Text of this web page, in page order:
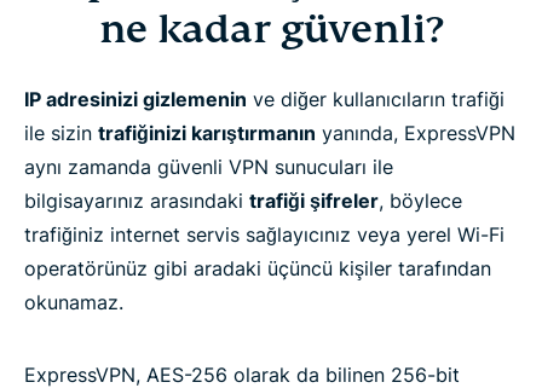
VPN kullanma hakkında daha fazlasını öğrenin
En iyi şekilde şifrelenmiş VPN'i denemeye hazır
mısınız?
ne kadar güvenli?
IP adresinizi gizlemenin ve diğer kullanıcıların trafiği
ile sizin trafiğinizi karıştırmanın yanında, ExpressVPN
aynı zamanda güvenli VPN sunucuları ile
bilgisayarınız arasındaki trafiği şifreler, böylece
trafiğiniz internet servis sağlayıcınız veya yerel Wi-Fi
operatörünüz gibi aradaki üçüncü kişiler tarafından
okunamaz.
ExpressVPN, AES-256 olarak da bilinen 256-bit